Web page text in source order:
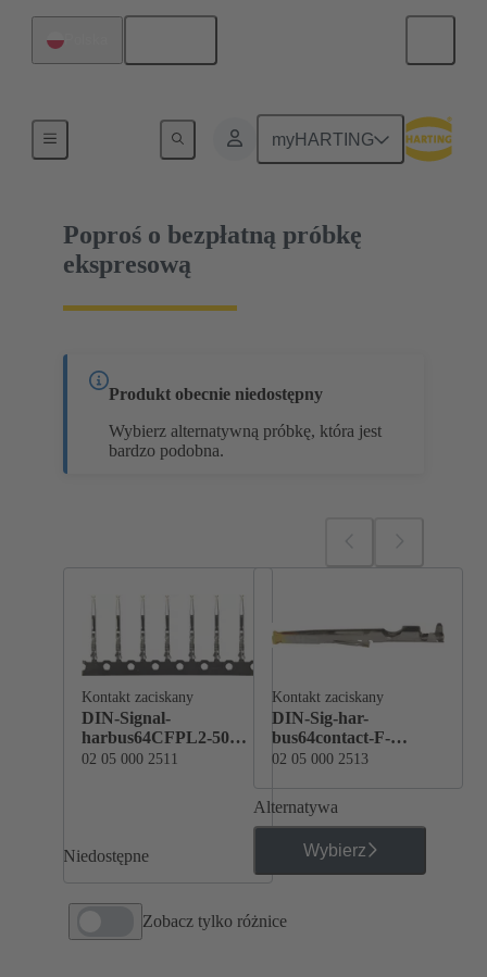
myHARTING
02 05 000 2511
Poproś o bezpłatną próbkę
ekspresową
Produkt obecnie niedostępny
Wybierz alternatywną próbkę, która jest
bardzo podobna.
Zobacz tylko różnice
Kontakt zaciskany
DIN-Signal-
harbus64CFPL2-5000-
reel
02 05 000 2511
Niedostępne
Kontakt zaciskany
DIN-Sig-har-
bus64contact-F-
PL2single
02 05 000 2513
Alternatywa
Wybierz